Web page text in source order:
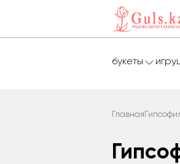
букеты
Главная